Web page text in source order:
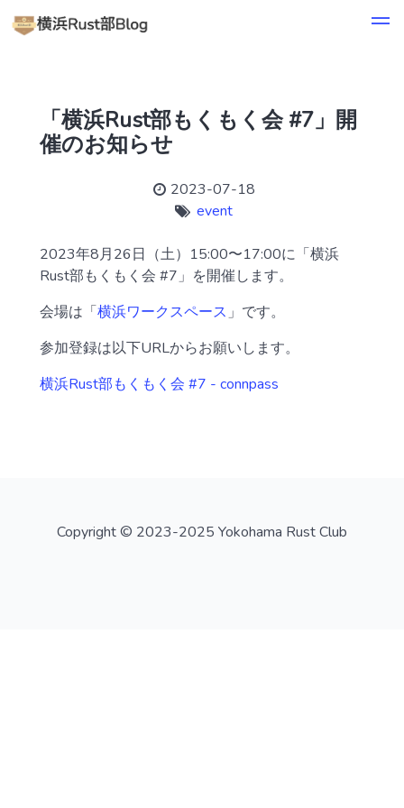
「横浜Rust部もくもく会 #7」開
催のお知らせ
2023-07-18
event
2023年8月26日（土）15:00〜17:00に「横浜
Rust部もくもく会 #7」を開催します。
会場は「横浜ワークスペース 」です。
参加登録は以下URLからお願いします。
横浜Rust部もくもく会 #7 - connpass
Copyright © 2023-2025 Yokohama Rust Club